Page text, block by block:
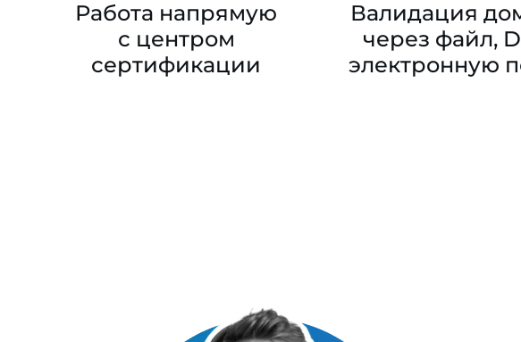
Работа напрямую
с центром
сертификации
Валидация
через файл,
электронную